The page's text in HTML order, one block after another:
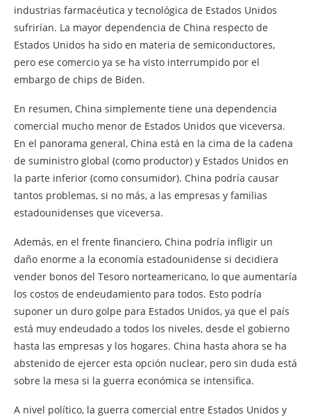
industrias farmacéutica y tecnológica de Estados Unidos
sufrirían. La mayor dependencia de China respecto de
Estados Unidos ha sido en materia de semiconductores,
pero ese comercio ya se ha visto interrumpido por el
embargo de chips de Biden.
En resumen, China simplemente tiene una dependencia
comercial mucho menor de Estados Unidos que viceversa.
En el panorama general, China está en la cima de la cadena
de suministro global (como productor) y Estados Unidos en
la parte inferior (como consumidor). China podría causar
tantos problemas, si no más, a las empresas y familias
estadounidenses que viceversa.
Además, en el frente financiero, China podría infligir un
daño enorme a la economía estadounidense si decidiera
vender bonos del Tesoro norteamericano, lo que aumentaría
los costos de endeudamiento para todos. Esto podría
suponer un duro golpe para Estados Unidos, ya que el país
está muy endeudado a todos los niveles, desde el gobierno
hasta las empresas y los hogares. China hasta ahora se ha
abstenido de ejercer esta opción nuclear, pero sin duda está
sobre la mesa si la guerra económica se intensifica.
A nivel político, la guerra comercial entre Estados Unidos y